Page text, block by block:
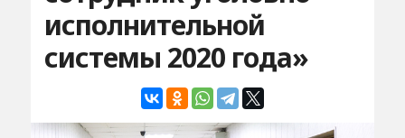
исполнительной
системы 2020 года»